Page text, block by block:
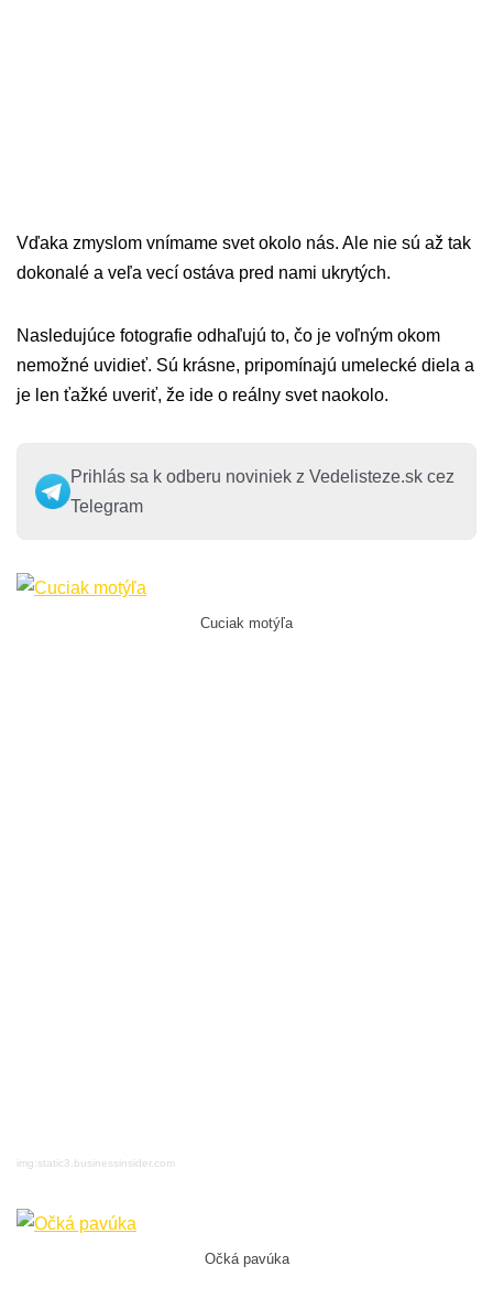
Vďaka zmyslom vnímame svet okolo nás. Ale nie sú až tak
dokonalé a veľa vecí ostáva pred nami ukrytých.
Nasledujúce fotografie odhaľujú to, čo je voľným okom
nemožné uvidieť. Sú krásne, pripomínajú umelecké diela a
je len ťažké uveriť, že ide o reálny svet naokolo.
Prihlás sa k odberu noviniek z Vedelisteze.sk cez
Telegram
Cuciak motýľa
img:static3.businessinsider.com
Očká pavúka